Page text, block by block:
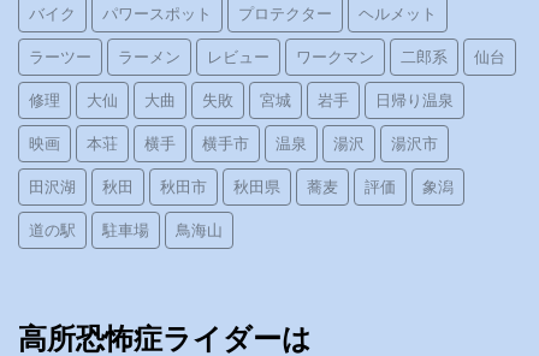
バイク パワースポット プロテクター ヘルメット
ラーツー ラーメン レビュー ワークマン 二郎系 仙台
修理 大仙 大曲 失敗 宮城 岩手 日帰り温泉
映画 本荘 横手 横手市 温泉 湯沢 湯沢市
田沢湖 秋田 秋田市 秋田県 蕎麦 評価 象潟
道の駅 駐車場 鳥海山
高所恐怖症ライダーは